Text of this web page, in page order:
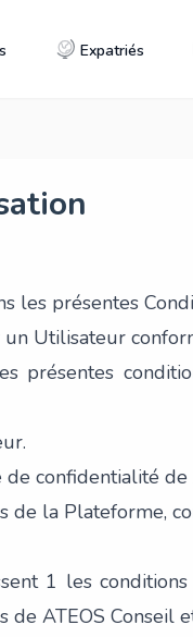
Expatriés
les présentes
Utilisateur
présentes
confidentialité de
de la Plateforme,
1 les
de ATEOS